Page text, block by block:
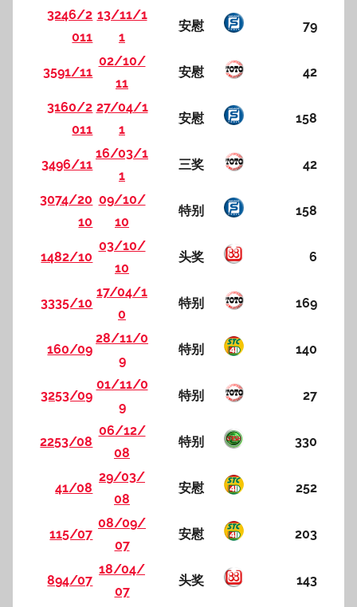
3246/2
011
13/11/1
1
安慰 79
3591/11
02/10/
11
安慰 42
3160/2
011
27/04/1
1
安慰 158
3496/11
16/03/1
1
三奖 42
3074/20
10
09/10/
10
特别 158
1482/10
03/10/
10
头奖 6
3335/10
17/04/1
0
特别 169
160/09
28/11/0
9
特别 140
3253/09
01/11/0
9
特别 27
2253/08
06/12/
08
特别 330
41/08
29/03/
08
安慰 252
115/07
08/09/
07
安慰 203
894/07
18/04/
07
头奖 143